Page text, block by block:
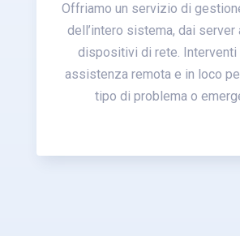
Offriamo un servizio di
dell’intero sistema, dai server
dispositivi di rete. Interventi
assistenza remota e in loco
tipo di problema o